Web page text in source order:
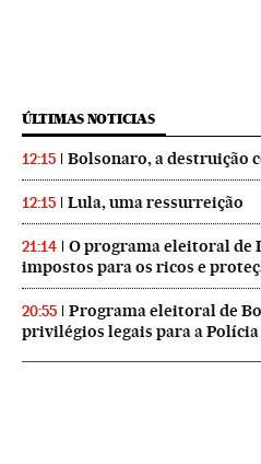
ÚLTIMAS NOTICIAS
12:15 Bolsonaro, a destruição
12:15 Lula, uma ressurreição
21:14
O programa eleitoral de
impostos para os ricos e
20:55
Programa eleitoral de
privilégios legais para a Polícia